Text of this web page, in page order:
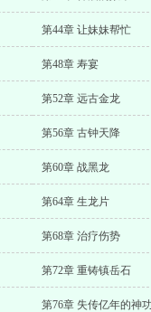
第44章 让妹妹帮忙
第48章 寿宴
第52章 远古金龙
第56章 古钟天降
第60章 战黑龙
第64章 生龙片
第68章 治疗伤势
第72章 重铸镇岳石
第76章 失传亿年的神功